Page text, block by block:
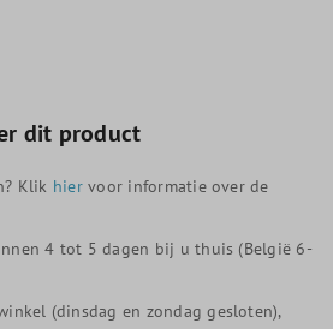
dit product
Klik hiervoor informatie over de
4 tot 5 dagen bij u thuis (België 6-
(dinsdag en zondag gesloten),